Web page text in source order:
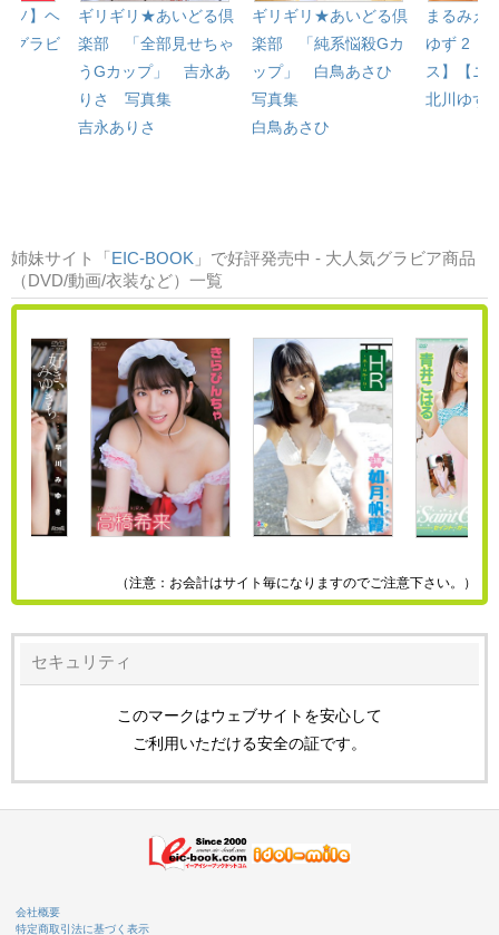
ソ】ヘ
グラビ
ギリギリ★あいどる倶
楽部 「全部見せちゃ
うGカップ」 吉永あ
りさ 写真集
吉永ありさ
ギリギリ★あいどる倶
楽部 「純系悩殺Gカ
ップ」 白鳥あさひ
写真集
白鳥あさひ
まるみえ
ゆず 2
ス】【ニ
北川ゆず
姉妹サイト「EIC-BOOK 」で好評発売中 - 大人気グラビア商品
（DVD/動画/衣装など）一覧
（注意：お会計はサイト毎になりますのでご注意下さい。）
セキュリティ
このマークはウェブサイトを安心して
ご利用いただける安全の証です。
会社概要
特定商取引法に基づく表示